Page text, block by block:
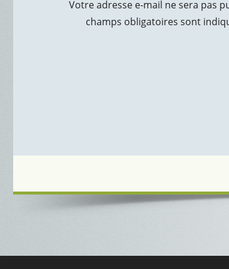
Votre adresse e-mail ne sera pas
champs obligatoires sont